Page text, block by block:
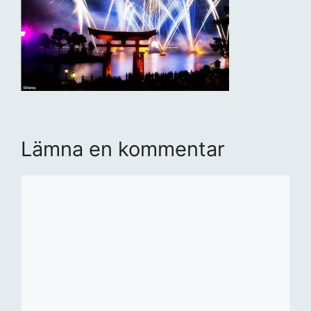
Lämna en kommentar